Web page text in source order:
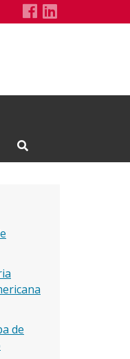
The Rutgers
LinkedIn
Open Search Input
de